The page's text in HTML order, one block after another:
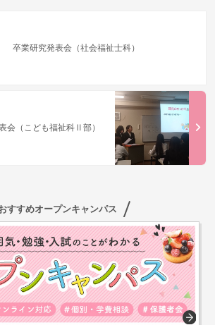
卒業研究発表会（社会福祉士科）
会（こども福祉科Ⅱ部）
すすめオープンキャンパス